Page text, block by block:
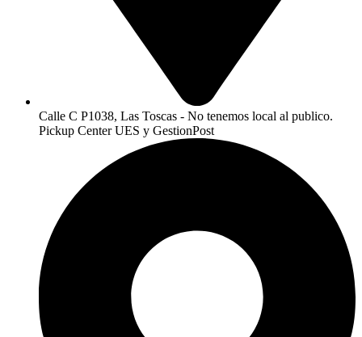
Calle C P1038, Las Toscas - No tenemos local al publico.
Pickup Center UES y GestionPost